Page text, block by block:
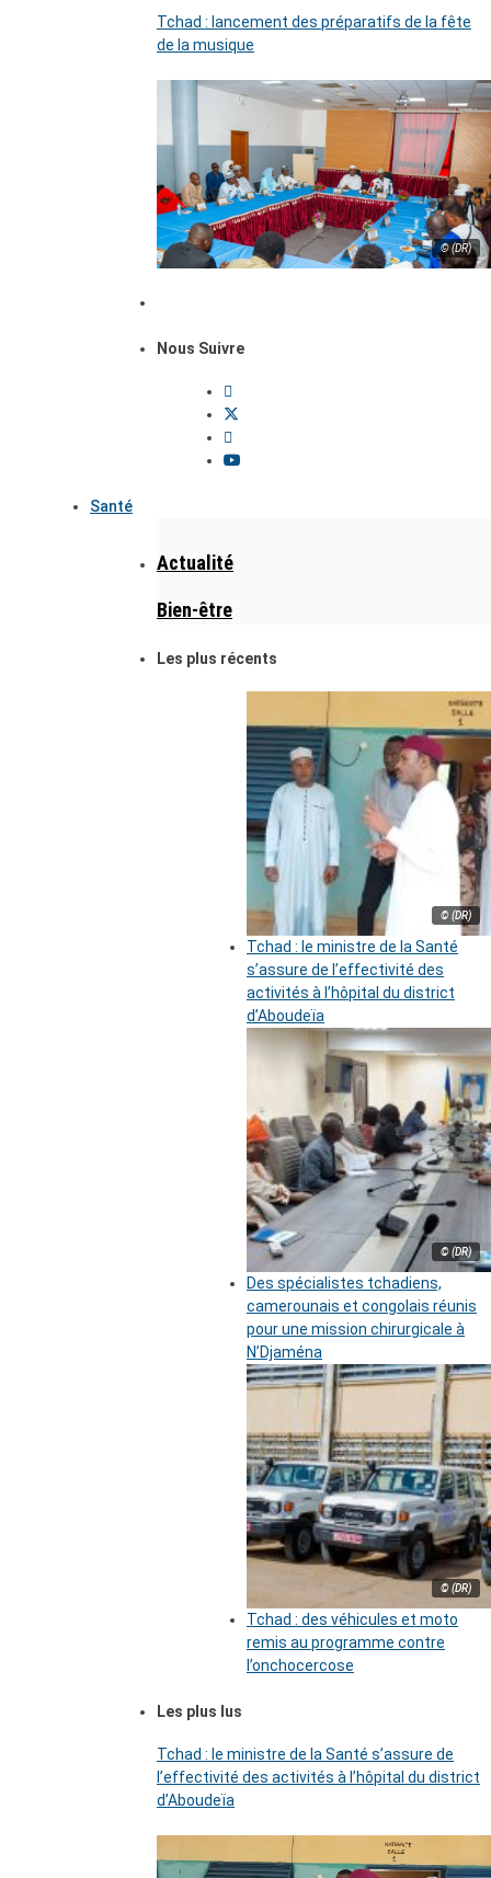
Tchad : lancement des préparatifs de la fête
de la musique
© (DR)
Nous Suivre
Santé
Actualité
Bien-être
Les plus récents
© (DR)
Tchad : le ministre de la Santé
s’assure de l’effectivité des
activités à l’hôpital du district
d’Aboudeïa
© (DR)
Des spécialistes tchadiens,
camerounais et congolais réunis
pour une mission chirurgicale à
N’Djaména
© (DR)
Tchad : des véhicules et moto
remis au programme contre
l’onchocercose
Les plus lus
Tchad : le ministre de la Santé s’assure de
l’effectivité des activités à l’hôpital du district
d’Aboudeïa